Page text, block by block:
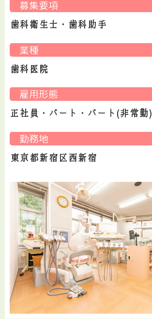
募集要項
歯科衛生士・歯科助手
業種
歯科医院
雇用形態
正社員・パート・パート(非常勤)
勤務地
東京都新宿区西新宿